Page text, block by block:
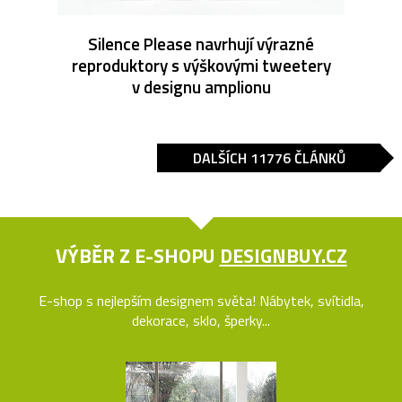
Silence Please navrhují výrazné
reproduktory s výškovými tweetery
v designu amplionu
DALŠÍCH 11776 ČLÁNKŮ
VÝBĚR Z E-SHOPU DESIGNBUY.CZ
E-shop s nejlepším designem světa! Nábytek, svítidla,
dekorace, sklo, šperky...